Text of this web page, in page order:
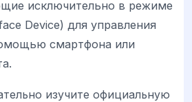
исключительно в режиме
Device) для управления
смартфона или
изучите официальную